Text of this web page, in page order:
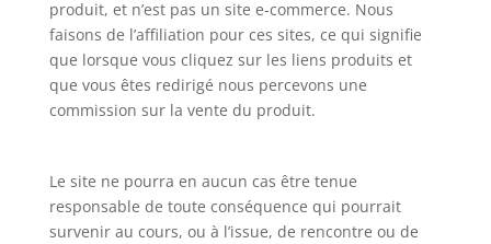
produit, et n’est pas un site e-commerce. Nous
faisons de l’affiliation pour ces sites, ce qui signifie
que lorsque vous cliquez sur les liens produits et
que vous êtes redirigé nous percevons une
commission sur la vente du produit.
Le site ne pourra en aucun cas être tenue
responsable de toute conséquence qui pourrait
survenir au cours, ou à l’issue, de rencontre ou de